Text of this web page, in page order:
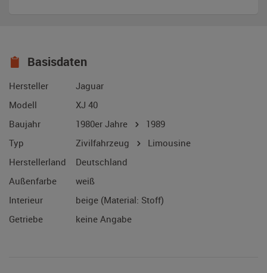
Basisdaten
Hersteller
Jaguar
Modell
XJ 40
Baujahr
1980er Jahre
1989
Typ
Zivilfahrzeug
Limousine
Herstellerland
Deutschland
Außenfarbe
weiß
Interieur
beige (Material: Stoff)
Getriebe
keine Angabe